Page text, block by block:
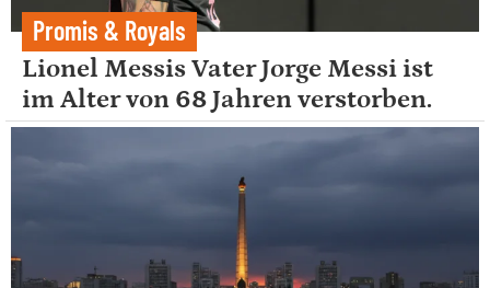
Promis & Royals
Lionel Messis Vater Jorge Messi ist
im Alter von 68 Jahren verstorben.